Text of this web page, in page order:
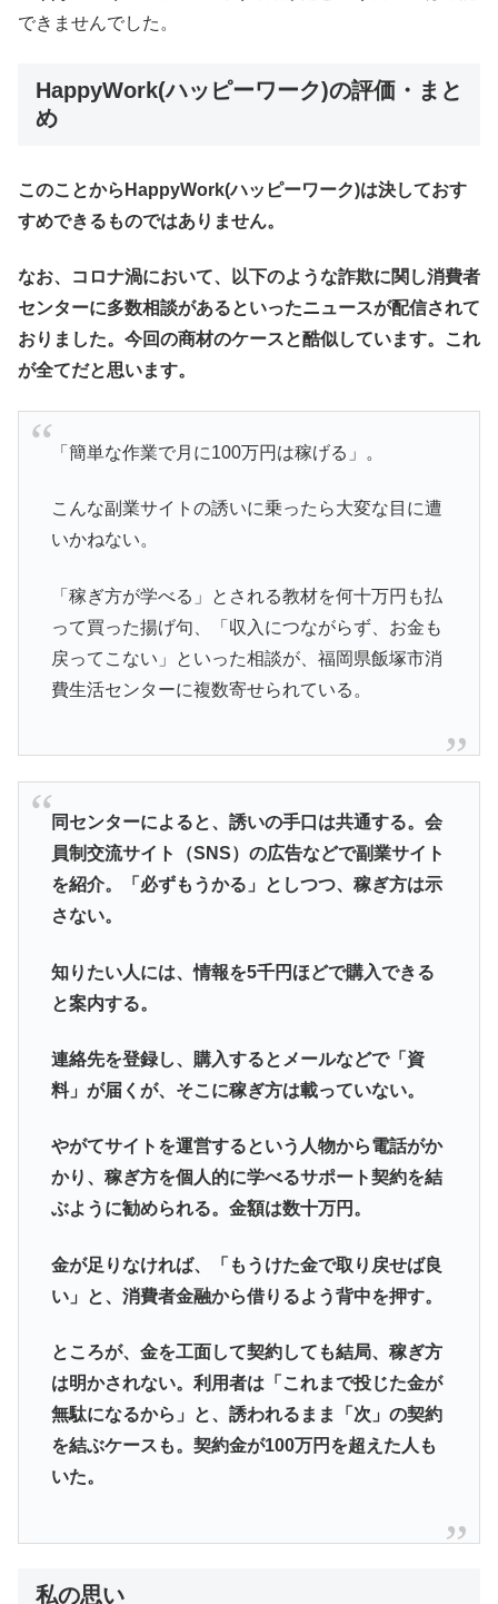
できませんでした。
HappyWork(ハッピーワーク)の評価・まと
め
このことからHappyWork(ハッピーワーク)は決しておす
すめできるものではありません。
なお、コロナ渦において、以下のような詐欺に関し消費者
センターに多数相談があるといったニュースが配信されて
おりました。今回の商材のケースと酷似しています。これ
が全てだと思います。
「簡単な作業で月に100万円は稼げる」。
こんな副業サイトの誘いに乗ったら大変な目に遭
いかねない。
「稼ぎ方が学べる」とされる教材を何十万円も払
って買った揚げ句、「収入につながらず、お金も
戻ってこない」といった相談が、福岡県飯塚市消
費生活センターに複数寄せられている。
同センターによると、誘いの手口は共通する。会
員制交流サイト（SNS）の広告などで副業サイト
を紹介。「必ずもうかる」としつつ、稼ぎ方は示
さない。
知りたい人には、情報を5千円ほどで購入できる
と案内する。
連絡先を登録し、購入するとメールなどで「資
料」が届くが、そこに稼ぎ方は載っていない。
やがてサイトを運営するという人物から電話がか
かり、稼ぎ方を個人的に学べるサポート契約を結
ぶように勧められる。金額は数十万円。
金が足りなければ、「もうけた金で取り戻せば良
い」と、消費者金融から借りるよう背中を押す。
ところが、金を工面して契約しても結局、稼ぎ方
は明かされない。利用者は「これまで投じた金が
無駄になるから」と、誘われるまま「次」の契約
を結ぶケースも。契約金が100万円を超えた人も
いた。
私の思い